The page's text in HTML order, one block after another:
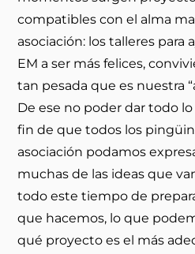
compatibles con el alma
asociación: los talleres para
EM a ser más felices,
tan pesada que es nuestra
De ese no poder dar todo
fin de que todos los
asociación podamos
muchas de las ideas que
todo este tiempo de
que hacemos, lo que
qué proyecto es el más